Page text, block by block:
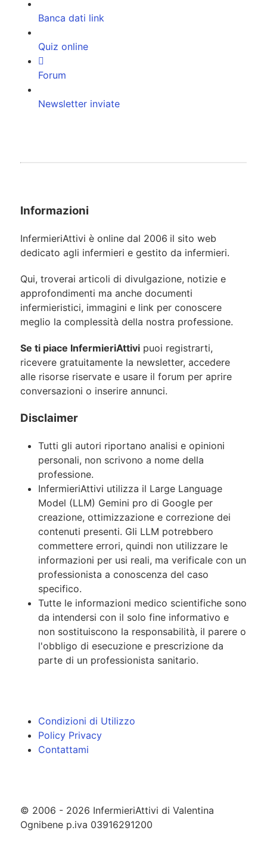
Banca dati link
Quiz online
Forum
Newsletter inviate
Informazioni
InfermieriAttivi è online dal 2006 il sito web
dedicato agli infermieri e gestito da infermieri.
Qui, troverai articoli di divulgazione, notizie e
approfondimenti ma anche documenti
infermieristici, immagini e link per conoscere
meglio la complessità della nostra professione.
Se ti piace InfermieriAttivi puoi registrarti,
ricevere gratuitamente la newsletter, accedere
alle risorse riservate e usare il forum per aprire
conversazioni o inserire annunci.
Disclaimer
Tutti gli autori riportano analisi e opinioni
personali, non scrivono a nome della
professione.
InfermieriAttivi utilizza il Large Language
Model (LLM) Gemini pro di Google per
creazione, ottimizzazione e correzione dei
contenuti presenti. Gli LLM potrebbero
commettere errori, quindi non utilizzare le
informazioni per usi reali, ma verificale con un
professionista a conoscenza del caso
specifico.
Tutte le informazioni medico scientifiche sono
da intendersi con il solo fine informativo e
non sostituiscono la responsabilità, il parere o
l'obbligo di esecuzione e prescrizione da
parte di un professionista sanitario.
Condizioni di Utilizzo
Policy Privacy
Contattami
© 2006 - 2026 InfermieriAttivi di Valentina
Ognibene p.iva 03916291200